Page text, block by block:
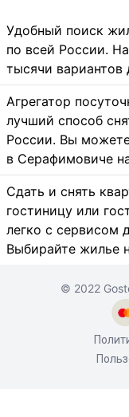
Удобный поиск
по всей России.
тысячи
Агрегатор
лучший способ
России. Вы
в Серафимовиче
Сдать и снять
гостиницу или
легко с сервисом
Выбирайте жилье
© 2022